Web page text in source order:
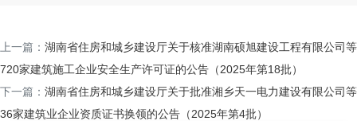
上一篇： 湖南省住房和城乡建设厅关于核准湖南硕旭建设工程有限公司等
720家建筑施工企业安全生产许可证的公告（2025年第18批）
下一篇： 湖南省住房和城乡建设厅关于批准湘乡天一电力建设有限公司等
36家建筑业企业资质证书换领的公告（2025年第4批）